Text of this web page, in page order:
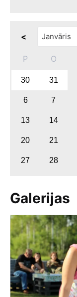
<
P O
30 31
6 7
13 14
20 21
27 28
Galerijas